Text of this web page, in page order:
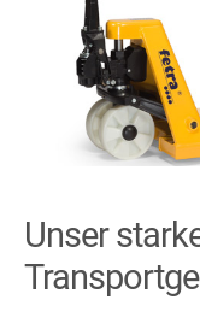
Unser